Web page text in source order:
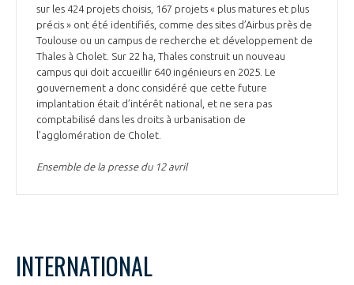
sur les 424 projets choisis, 167 projets « plus matures et plus
précis » ont été identifiés, comme des sites d’Airbus près de
Toulouse ou un campus de recherche et développement de
Thales à Cholet. Sur 22 ha, Thales construit un nouveau
campus qui doit accueillir 640 ingénieurs en 2025. Le
gouvernement a donc considéré que cette future
implantation était d’intérêt national, et ne sera pas
comptabilisé dans les droits à urbanisation de
l’agglomération de Cholet.
Ensemble de la presse du 12 avril
INTERNATIONAL